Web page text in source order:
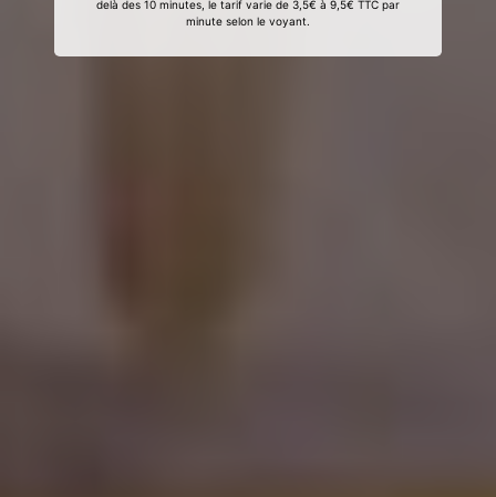
delà des 10 minutes, le tarif varie de 3,5€ à 9,5€ TTC par
minute selon le voyant.